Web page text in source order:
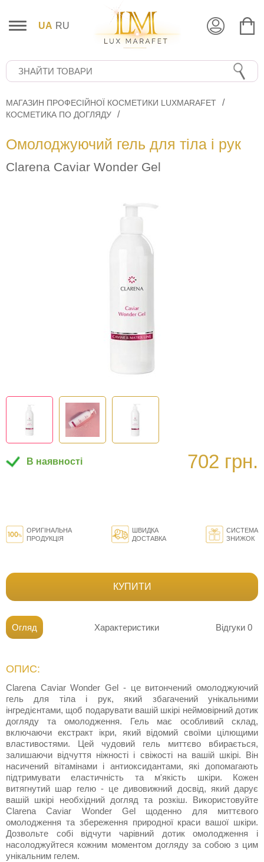
UA RU
МАГАЗИН ПРОФЕСІЙНОЇ КОСМЕТИКИ LUXMARAFET
КОСМЕТИКА ПО ДОГЛЯДУ
Омолоджуючий гель для тіла і рук
Clarena Caviar Wonder Gel
В наявності 702 грн.
ОРИГІНАЛЬНА
ПРОДУКЦІЯ
ШВИДКА
ДОСТАВКА
СИСТЕМА
ЗНИЖОК
КУПИТИ
Огляд Характеристики Відгуки 0
ОПИС:
Clarena Caviar Wonder Gel - це витончений омолоджуючий
гель для тіла і рук, який збагачений унікальними
інгредієнтами, щоб подарувати вашій шкірі неймовірний дотик
догляду та омолодження. Гель має особливий склад,
включаючи екстракт ікри, який відомий своїми цілющими
властивостями. Цей чудовий гель миттєво вбирається,
залишаючи відчуття ніжності і свіжості на вашій шкірі. Він
насичений вітамінами і антиоксидантами, які допомагають
підтримувати еластичність та м'якість шкіри. Кожен
витягнутий шар гелю - це дивовижний досвід, який дарує
вашій шкірі необхідний догляд та розкіш. Використовуйте
Clarena Caviar Wonder Gel щоденно для миттєвого
омолодження та збереження природної краси вашої шкіри.
Дозвольте собі відчути чарівний дотик омолодження і
насолоджуйтеся кожним моментом догляду за собою з цим
унікальним гелем.